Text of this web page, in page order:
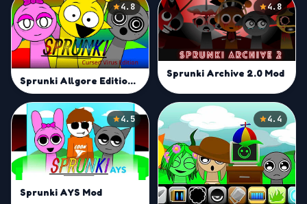
4.8
Sprunki Allgore Edition Mod
4.8
Sprunki Archive 2.0 Mod
4.5
Sprunki AYS Mod
4.4